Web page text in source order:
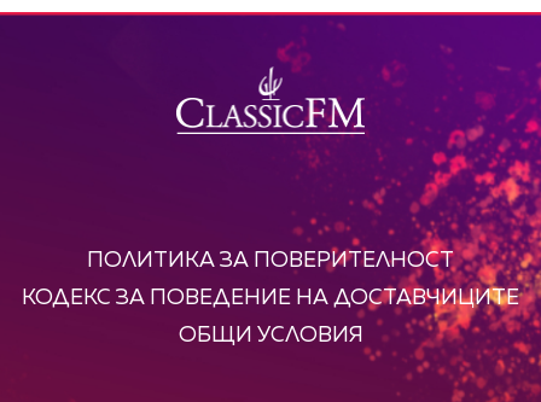
ПОЛИТИКА ЗА ПОВЕРИТЕЛНОСТ
КОДЕКС ЗА ПОВЕДЕНИЕ НА ДОСТАВЧИЦИТЕ
ОБЩИ УСЛОВИЯ